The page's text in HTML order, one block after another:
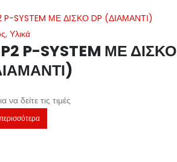
,Υλικά
P-SYSTEM ΜΕ ΔΙΣΚΟ
να δείτε τις τιμές